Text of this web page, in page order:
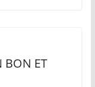
BON ET